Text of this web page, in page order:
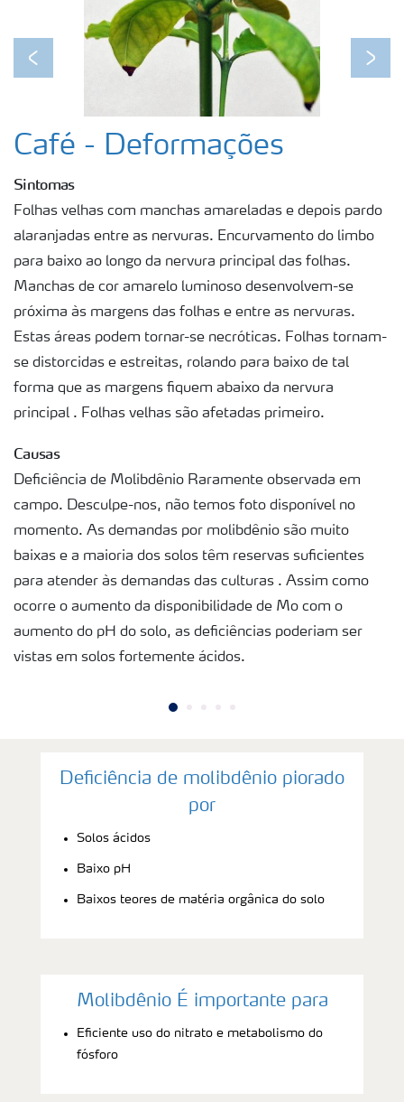
Previous Next
Café - Deformações
Sintomas
Folhas velhas com manchas amareladas e depois pardo
alaranjadas entre as nervuras. Encurvamento do limbo
para baixo ao longo da nervura principal das folhas.
Manchas de cor amarelo luminoso desenvolvem-se
próxima às margens das folhas e entre as nervuras.
Estas áreas podem tornar-se necróticas. Folhas tornam-
se distorcidas e estreitas, rolando para baixo de tal
forma que as margens fiquem abaixo da nervura
principal . Folhas velhas são afetadas primeiro.
Causas
Deficiência de Molibdênio Raramente observada em
campo. Desculpe-nos, não temos foto disponível no
momento. As demandas por molibdênio são muito
baixas e a maioria dos solos têm reservas suficientes
para atender às demandas das culturas . Assim como
ocorre o aumento da disponibilidade de Mo com o
aumento do pH do solo, as deficiências poderiam ser
vistas em solos fortemente ácidos.
Deficiência de molibdênio piorado
por
Solos ácidos
Baixo pH
Baixos teores de matéria orgânica do solo
Molibdênio É importante para
Eficiente uso do nitrato e metabolismo do
fósforo